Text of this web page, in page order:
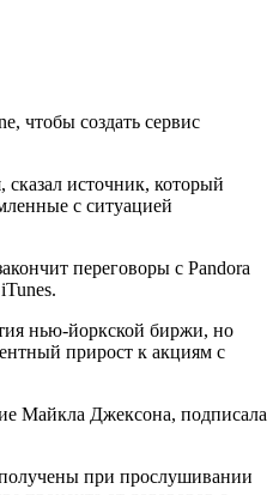
чтобы создать сервис
источник, который
с ситуацией
переговоры с Pandora
нью-йоркской биржи, но
прирост к акциям с
Майкла Джексона, подписала
при прослушивании